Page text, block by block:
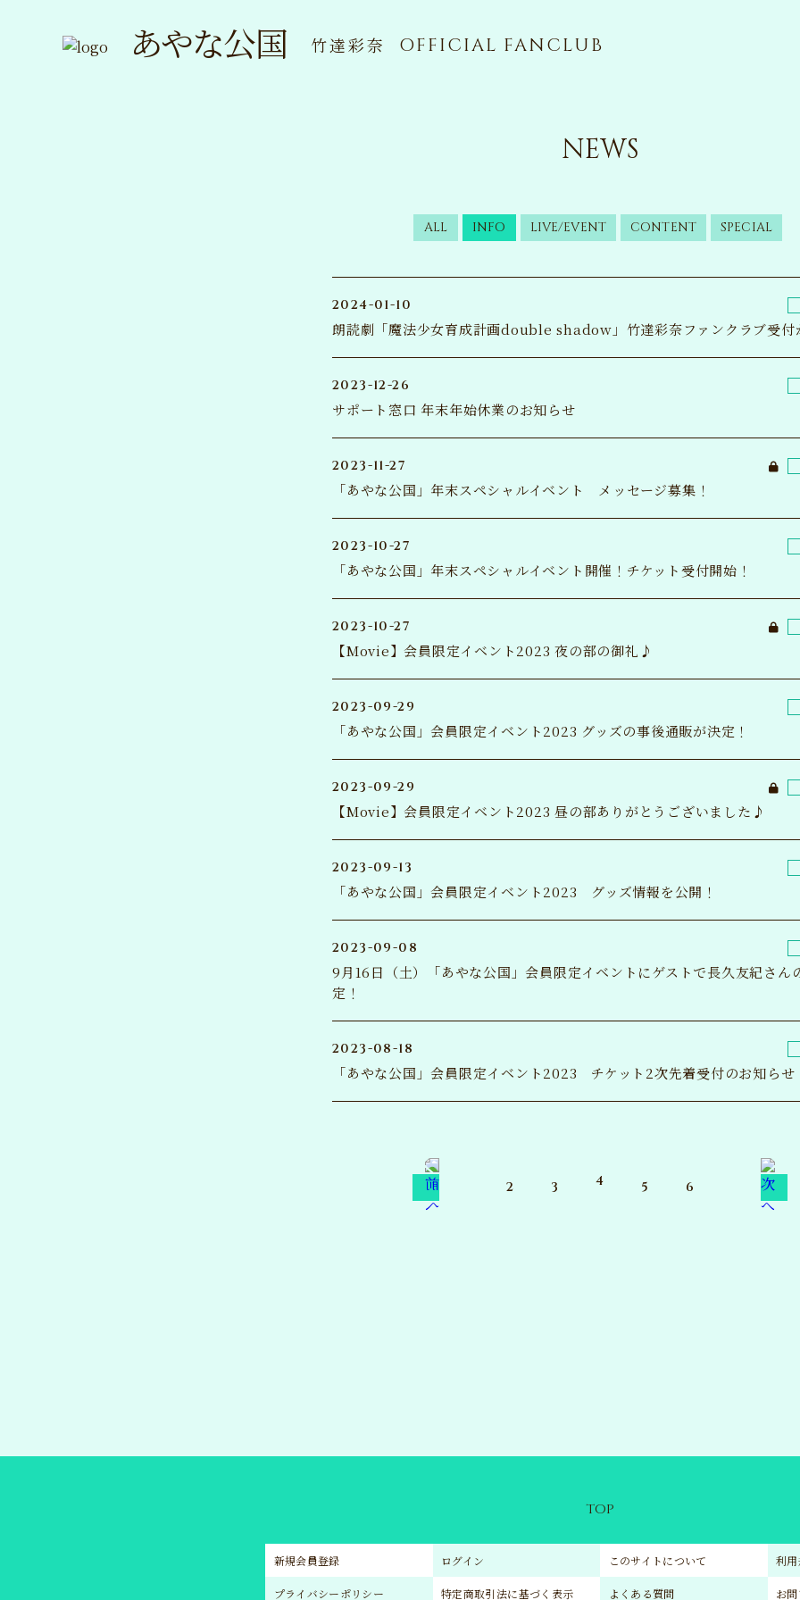
あやな公国 竹達彩奈 OFFICIAL FANCLUB
あやな公国
OFFICIAL FANCLUB
LOGIN
NEWS
ALL INFO LIVE/EVENT CONTENT SPECIAL
2024-01-10
朗読劇「魔法少女育成計画double shadow」竹達彩奈ファンクラブ受付
2023-12-26
サポート窓口 年末年始休業のお知らせ
2023-11-27
「あやな公国」年末スペシャルイベント メッセージ募集！
2023-10-27
「あやな公国」年末スペシャルイベント開催！チケット受付開始！
2023-10-27
【Movie】会員限定イベント2023 夜の部の御礼♪
2023-09-29
「あやな公国」会員限定イベント2023 グッズの事後通販が決定！
2023-09-29
【Movie】会員限定イベント2023 昼の部ありがとうございました♪
2023-09-13
「あやな公国」会員限定イベント2023 グッズ情報を公開！
2023-09-08
9月16日（土）「あやな公国」会員限定イベントにゲストで長久友紀さん
定！
2023-08-18
「あやな公国」会員限定イベント2023 チケット2次先着受付のお知らせ
2 3 4 5 6
TOP
新規会員登録 ログイン このサイトについて 利用
プライバシーポリシー 特定商取引法に基づく表示 よくある質問 お